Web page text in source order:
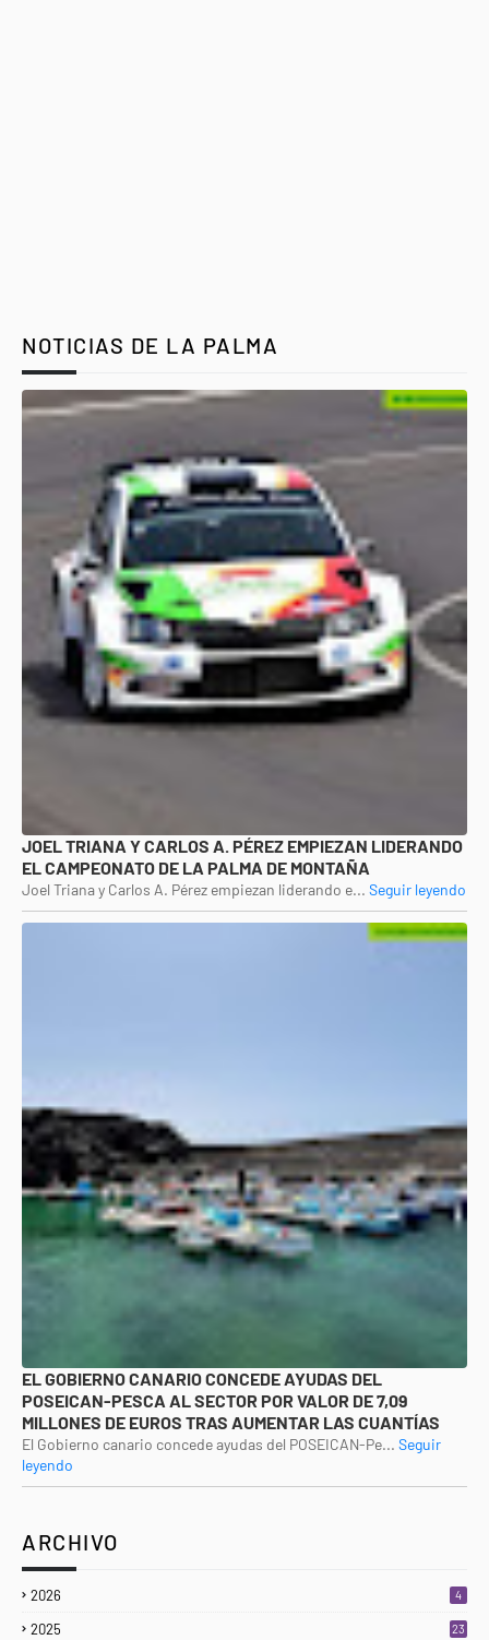
NOTICIAS DE LA PALMA
JOEL TRIANA Y CARLOS A. PÉREZ EMPIEZAN LIDERANDO
EL CAMPEONATO DE LA PALMA DE MONTAÑA
Joel Triana y Carlos A. Pérez empiezan liderando e... Seguir leyendo
EL GOBIERNO CANARIO CONCEDE AYUDAS DEL
POSEICAN-PESCA AL SECTOR POR VALOR DE 7,09
MILLONES DE EUROS TRAS AUMENTAR LAS CUANTÍAS
El Gobierno canario concede ayudas del POSEICAN-Pe... Seguir
leyendo
ARCHIVO
2026 4
2025
23